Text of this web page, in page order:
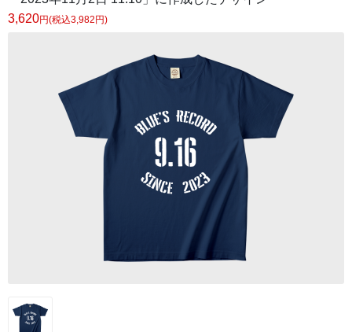
3,620円(税込3,982円)